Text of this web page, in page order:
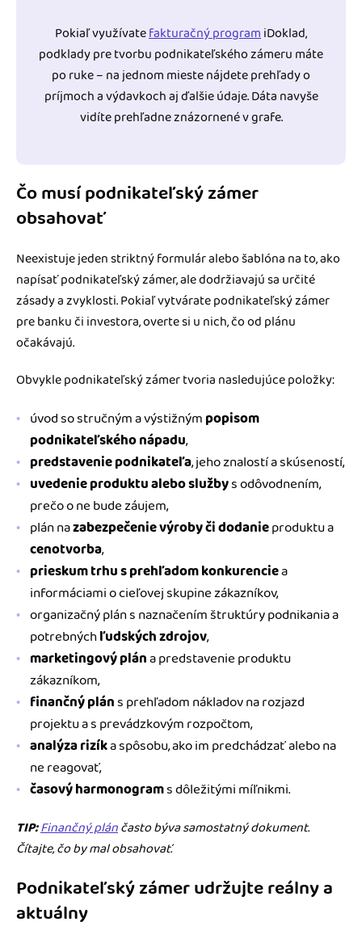
Pokiaľ využívatefakturačný programiDoklad,
podklady pre tvorbu podnikateľského zámeru máte
po ruke – na jednom mieste nájdete prehľady o
príjmoch a výdavkoch aj ďalšie údaje. Dáta navyše
vidíte prehľadne znázornené v grafe.
Čo musí podnikateľský zámer
obsahovať
Neexistuje jeden striktný formulár alebo šablóna na to, ako
napísať podnikateľský zámer, ale dodržiavajú sa určité
zásady a zvyklosti. Pokiaľ vytvárate podnikateľský zámer
pre banku či investora, overte si u nich, čo od plánu
očakávajú.
Obvykle podnikateľský zámer tvoria nasledujúce položky:
úvod so stručným a výstižnýmpopisom
podnikateľského nápadu,
predstavenie podnikateľa, jeho znalostí a skúseností,
uvedenie produktu alebo službys odôvodnením,
prečo o ne bude záujem,
plán nazabezpečenie výroby či dodanieproduktu a
cenotvorba,
prieskum trhu s prehľadom konkurenciea
informáciami o cieľovej skupine zákazníkov,
organizačný plán s naznačením štruktúry podnikania a
potrebnýchľudských zdrojov,
marketingový plána predstavenie produktu
zákazníkom,
finančný pláns prehľadom nákladov na rozjazd
projektu a s prevádzkovým rozpočtom,
analýza rizíka spôsobu, ako im predchádzať alebo na
ne reagovať,
časový harmonograms dôležitými míľnikmi.
TIP:Finančný plánčasto býva samostatný dokument.
Čítajte, čo by mal obsahovať.
Podnikateľský zámer udržujte reálny a
aktuálny